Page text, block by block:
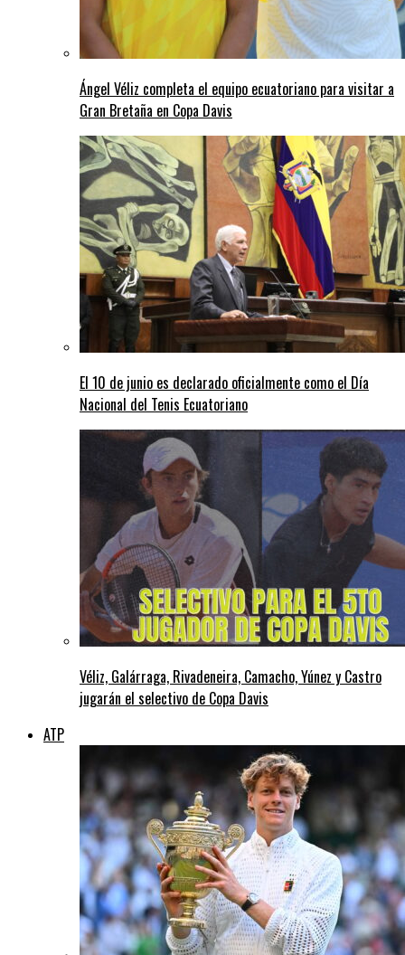
Ángel Véliz completa el equipo ecuatoriano para visitar a
Gran Bretaña en Copa Davis
El 10 de junio es declarado oficialmente como el Día
Nacional del Tenis Ecuatoriano
Véliz, Galárraga, Rivadeneira, Camacho, Yúnez y Castro
jugarán el selectivo de Copa Davis
ATP